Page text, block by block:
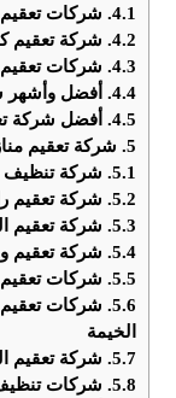
4.1. شركات
4.2. شركة تعقيم
4.3. شركات
4.4. أفضل وأشهر
4.5. أفضل شركة
5. شركة تعقيم
5.1. شركة تنظيف
5.2. شركة تعقيم
5.3. شركة تعقيم
5.4. شركة تعقيم
5.5. شركات
5.6. شركات
الخيمة
5.7. شركة تعقيم
5.8. شركات